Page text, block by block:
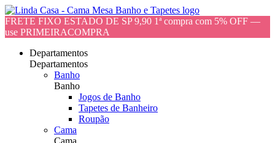
FRETE FIXO ESTADO DE SP 9,90 1ª compra com 5% OFF —
use PRIMEIRACOMPRA
Departamentos
Departamentos
Banho
Banho
Jogos de Banho
Tapetes de Banheiro
Roupão
Cama
Cama